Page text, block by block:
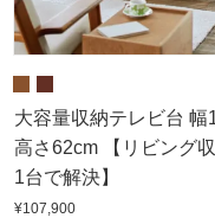
大容量収納テレビ台 幅
高さ62cm 【リビング
1台で解決】
¥107,900